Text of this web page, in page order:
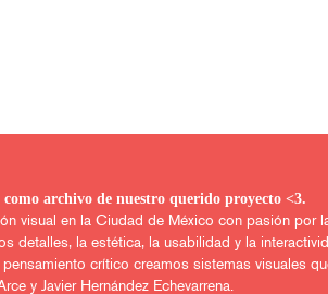
como archivo de nuestro
visual en la Ciudad de México con pasión por
detalles, la estética, la usabilidad y la
crítico creamos sistemas visuales
y Javier Hernández Echevarrena.